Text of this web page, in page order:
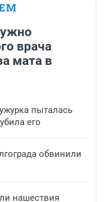
врача
мата в
пыталась
его
обвинили
нашествия